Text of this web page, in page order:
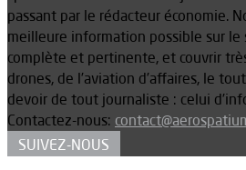
passant par le rédacteur économie.
meilleure information possible sur le
complète et pertinente, et couvrir
drones, de l’aviation d’affaires, le
devoir de tout journaliste : celui
Contactez-nous:
SUIVEZ-NOUS